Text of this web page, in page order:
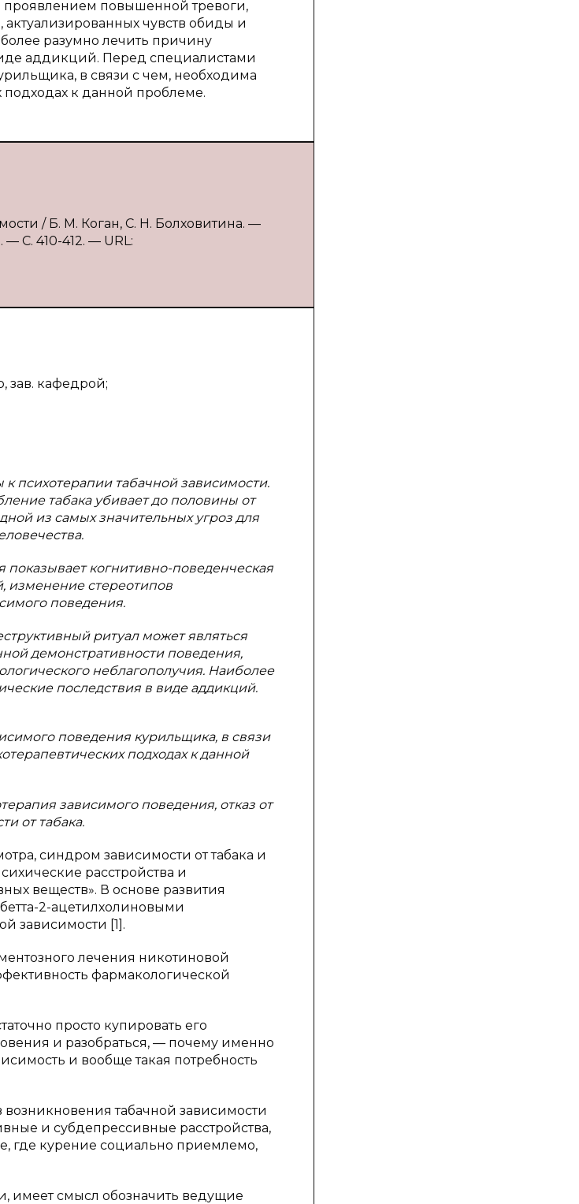
проявлением повышенной тревоги,
чувств обиды и
разумно лечить причину
аддикций. Перед специалистами
в связи с чем, необходима
подходах к данной проблеме.
/ Б. М. Коган, С. Н. Болховитина. —
С. 410-412. — URL:
зав. кафедрой;
психотерапии табачной зависимости.
табака убивает до половины от
из самых значительных угроз для
когнитивно-поведенческая
изменение стереотипов
поведения.
ритуал может являться
демонстративности поведения,
неблагополучия. Наиболее
последствия в виде аддикций.
поведения курильщика, в связи
подходах к данной
зависимого поведения, отказ от
от табака.
синдром зависимости от табака и
расстройства и
веществ». В основе развития
2-ацетилхолиновыми
зависимости [1].
лечения никотиновой
фармакологической
просто купировать его
и разобраться, — почему именно
и вообще такая потребность
табачной зависимости
и субдепрессивные расстройства,
где курение социально приемлемо,
имеет смысл обозначить ведущие